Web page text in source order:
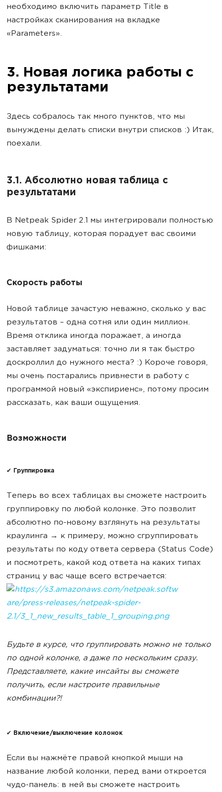
необходимо включить параметр Title в
настройках сканирования на вкладке
«Parameters».
3. Новая логика работы с
результатами
Здесь собралось так много пунктов, что мы
вынуждены делать списки внутри списков :) Итак,
поехали.
3.1. Абсолютно новая таблица с
результатами
В Netpeak Spider 2.1 мы интегрировали полностью
новую таблицу, которая порадует вас своими
фишками:
Скорость работы
Новой таблице зачастую неважно, сколько у вас
результатов – одна сотня или один миллион.
Время отклика иногда поражает, а иногда
заставляет задуматься: точно ли я так быстро
доскроллил до нужного места? :) Короче говоря,
мы очень постарались привнести в работу с
программой новый «экспириенс», потому просим
рассказать, как ваши ощущения.
Возможности
✔ Группировка
Теперь во всех таблицах вы сможете настроить
группировку по любой колонке. Это позволит
абсолютно по-новому взглянуть на результаты
краулинга → к примеру, можно сгруппировать
результаты по коду ответа сервера (Status Code)
и посмотреть, какой код ответа на каких типах
страниц у вас чаще всего встречается:
Будьте в курсе, что группировать можно не только
по одной колонке, а даже по нескольким сразу.
Представляете, какие инсайты вы сможете
получить, если настроите правильные
комбинации?!
✔ Включение/выключение колонок
Если вы нажмёте правой кнопкой мыши на
название любой колонки, перед вами откроется
чудо-панель: в ней вы сможете настроить